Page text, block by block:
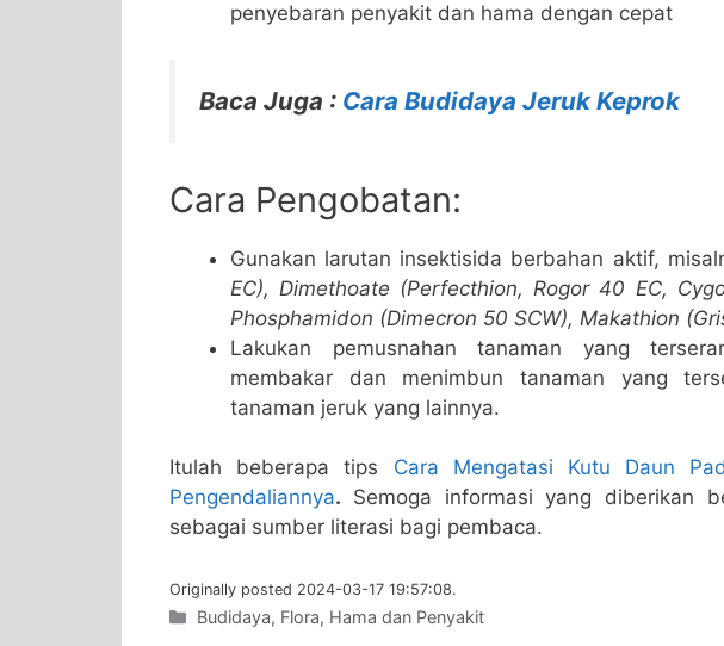
penyebaran penyakit dan hama dengan cepat
Baca Juga : Cara Budidaya Jeruk Keprok
Cara Pengobatan:
Gunakan larutan insektisida berbahan aktif,
EC), Dimethoate (Perfecthion, Rogor 40 EC,
Phosphamidon (Dimecron 50 SCW), Makathion
Lakukan pemusnahan tanaman yang
membakar dan menimbun tanaman yang
tanaman jeruk yang lainnya.
Itulah beberapa tips Cara Mengatasi Kutu Daun
Pengendaliannya. Semoga informasi yang diberikan
sebagai sumber literasi bagi pembaca.
Originally posted 2024-03-17 19:57:08.
Categories
Budidaya, Flora, Hama dan Penyakit